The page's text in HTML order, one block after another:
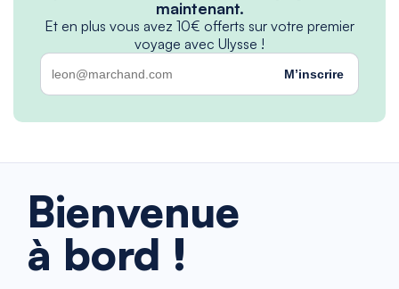
maintenant.
Et en plus vous avez 10€ offerts sur votre premier
voyage avec Ulysse !
M’inscrire
Bienvenue
à bord !